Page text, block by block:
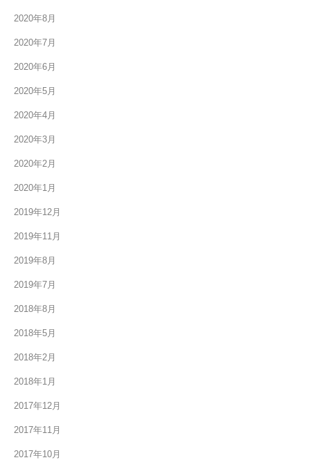
2020年8月
2020年7月
2020年6月
2020年5月
2020年4月
2020年3月
2020年2月
2020年1月
2019年12月
2019年11月
2019年8月
2019年7月
2018年8月
2018年5月
2018年2月
2018年1月
2017年12月
2017年11月
2017年10月